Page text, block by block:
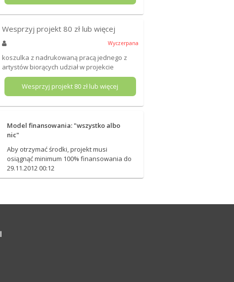
Wesprzyj projekt80 zł lub więcej
Wyczerpana
koszulka z nadrukowaną pracą jednego z
artystów biorących udział w projekcie
Wesprzyj projekt 80 zł lub więcej
Model finansowania: "wszystko albo
nic"
Aby otrzymać środki, projekt musi
osiągnąć minimum 100% finansowania do
29.11.2012 00:12